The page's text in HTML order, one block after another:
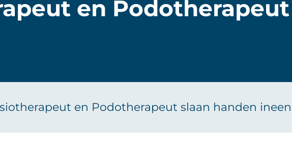
en
en Podotherapeut slaan handen